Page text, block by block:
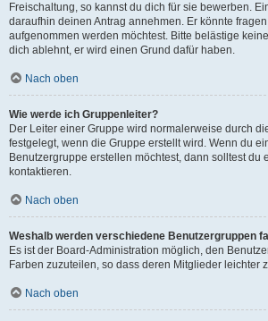
Freischaltung, so kannst du dich für sie bewerben.
daraufhin deinen Antrag annehmen. Er könnte
aufgenommen werden möchtest. Bitte belästige
dich ablehnt, er wird einen Grund dafür haben.
Nach oben
Wie werde ich Gruppenleiter?
Der Leiter einer Gruppe wird normalerweise durch
festgelegt, wenn die Gruppe erstellt wird. Wenn du
Benutzergruppe erstellen möchtest, dann solltest du
kontaktieren.
Nach oben
Weshalb werden verschiedene Benutzergruppen
Es ist der Board-Administration möglich, den
Farben zuzuteilen, so dass deren Mitglieder leichter
Nach oben